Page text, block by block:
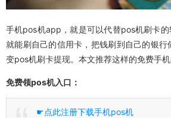
手机pos机app，就是可以代替pos机刷卡
就能刷自己的信用卡，把钱刷到自己的银
变pos机刷卡提现。本文推荐这样的免费手
免费领pos机入口：
☛点此注册下载手机pos机